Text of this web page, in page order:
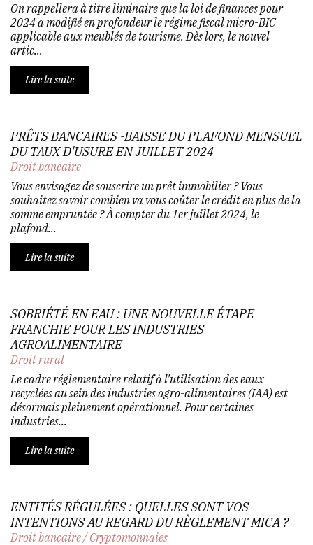
On rappellera à titre liminaire que la loi de finances pour
2024 a modifié en profondeur le régime fiscal micro-BIC
applicable aux meublés de tourisme. Dès lors, le nouvel
artic...
Lire la suite
PRÊTS BANCAIRES -BAISSE DU PLAFOND MENSUEL
DU TAUX D'USURE EN JUILLET 2024
Droit bancaire
Vous envisagez de souscrire un prêt immobilier ? Vous
souhaitez savoir combien va vous coûter le crédit en plus de la
somme empruntée ? À compter du 1er juillet 2024, le
plafond...
Lire la suite
SOBRIÉTÉ EN EAU : UNE NOUVELLE ÉTAPE
FRANCHIE POUR LES INDUSTRIES
AGROALIMENTAIRE
Droit rural
Le cadre réglementaire relatif à l’utilisation des eaux
recyclées au sein des industries agro-alimentaires (IAA) est
désormais pleinement opérationnel. Pour certaines
industries...
Lire la suite
ENTITÉS RÉGULÉES : QUELLES SONT VOS
INTENTIONS AU REGARD DU RÈGLEMENT MICA ?
Droit bancaire/Cryptomonnaies